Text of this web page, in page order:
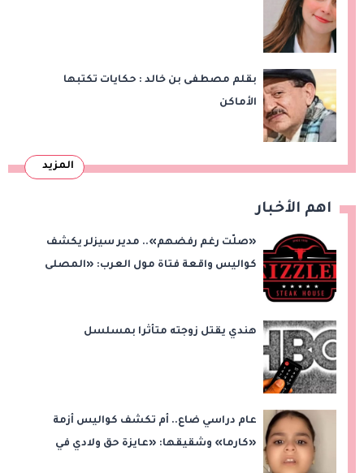
بقلم مصطفى بن خالد : حكايات تكتبها
الأماكن
المزيد
اهم الأخبار
«صلّت رغم رفضهم».. مدير سيزلر يكشف
كواليس واقعة فتاة مول العرب: «المصلى
هندي يقتل زوجته متأثرا بمسلسل
عام دراسي ضاع.. أم تكشف كواليس أزمة
«كارما» وشقيقها: «عايزة حق ولادي في